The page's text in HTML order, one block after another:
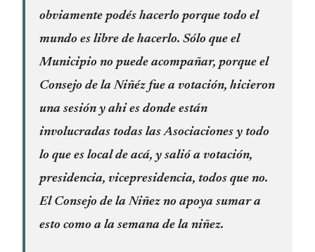
obviamente podés hacerlo porque todo el
mundo es libre de hacerlo. Sólo que el
Municipio no puede acompañar, porque el
Consejo de la Niñéz fue a votación, hicieron
una sesión y ahi es donde están
involucradas todas las Asociaciones y todo
lo que es local de acá, y salió a votación,
presidencia, vicepresidencia, todos que no.
El Consejo de la Niñez no apoya sumar a
esto como a la semana de la niñez.